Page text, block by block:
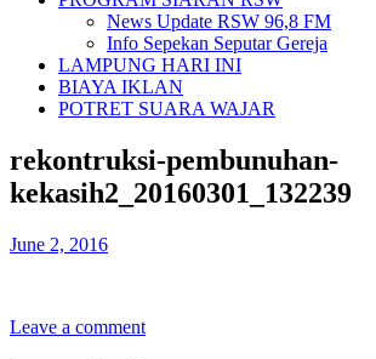
News Update RSW 96,8 FM
Info Sepekan Seputar Gereja
LAMPUNG HARI INI
BIAYA IKLAN
POTRET SUARA WAJAR
rekontruksi-pembunuhan-
kekasih2_20160301_132239
June 2, 2016
Leave a comment